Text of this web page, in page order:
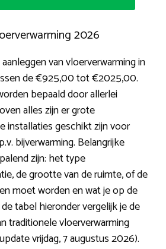
2026
van vloerverwarming in
de €925,00 tot €2025,00.
bepaald door allerlei
alles zijn er grote
installaties geschikt zijn voor
bijverwarming. Belangrijke
zijn: het type
de grootte van de ruimte, of de
moet worden en wat je op de
tabel hieronder vergelijk je de
traditionele vloerverwarming
vrijdag, 7 augustus 2026).